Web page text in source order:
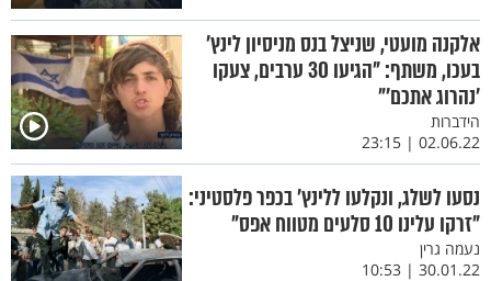
אלקנה מועטי, שניצל בנס מניסיון לינץ’
בעכו, משתף: "הגיעו 30 ערבים, צעקו
’נהרוג אתכם’"
הידברות
02.06.22 | 23:15
נסעו לשלג, ונקלעו ללינץ’ בכפר פלסטיני:
"זרקו עלינו 10 סלעים מטווח אפס"
נעמה גרין
30.01.22 | 10:53